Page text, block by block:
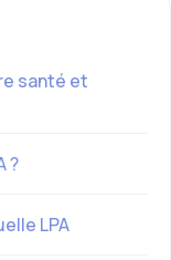
santé et
?
LPA